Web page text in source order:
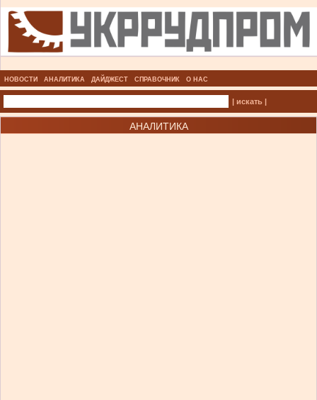
НОВОСТИ АНАЛИТИКА ДАЙДЖЕСТ СПРАВОЧНИК О НАС
| искать |
АНАЛИТИКА